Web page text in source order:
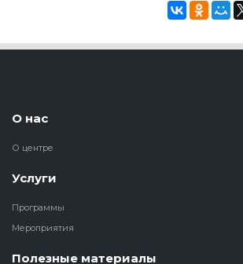
О нас
О центре
Услуги
Программы
Мероприятия
Полезные материалы